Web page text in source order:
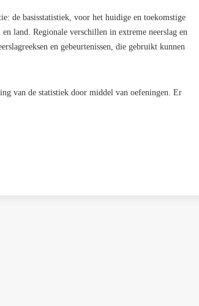
de basisstatistiek, voor het huidige en toekomstige
land. Regionale verschillen in extreme neerslag en
en gebeurtenissen, die gebruikt kunnen
van de statistiek door middel van oefeningen. Er